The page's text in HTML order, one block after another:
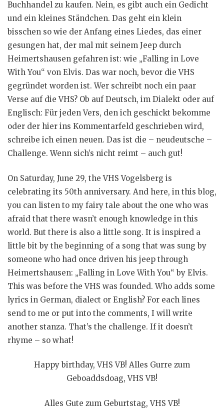
Buchhandel zu kaufen. Nein, es gibt auch ein Gedicht
und ein kleines Ständchen. Das geht ein klein
bisschen so wie der Anfang eines Liedes, das einer
gesungen hat, der mal mit seinem Jeep durch
Heimertshausen gefahren ist: wie „Falling in Love
With You“ von Elvis. Das war noch, bevor die VHS
gegründet worden ist. Wer schreibt noch ein paar
Verse auf die VHS? Ob auf Deutsch, im Dialekt oder auf
Englisch: Für jeden Vers, den ich geschickt bekomme
oder der hier ins Kommentarfeld geschrieben wird,
schreibe ich einen neuen. Das ist die – neudeutsche –
Challenge. Wenn sich’s nicht reimt – auch gut!
On Saturday, June 29, the VHS Vogelsberg is
celebrating its 50th anniversary. And here, in this blog,
you can listen to my fairy tale about the one who was
afraid that there wasn’t enough knowledge in this
world. But there is also a little song. It is inspired a
little bit by the beginning of a song that was sung by
someone who had once driven his jeep through
Heimertshausen: „Falling in Love With You“ by Elvis.
This was before the VHS was founded. Who adds some
lyrics in German, dialect or English? For each lines
send to me or put into the comments, I will write
another stanza. That’s the challenge. If it doesn’t
rhyme – so what!
Happy birthday, VHS VB! Alles Gurre zum
Geboaddsdoag, VHS VB!
Alles Gute zum Geburtstag, VHS VB!